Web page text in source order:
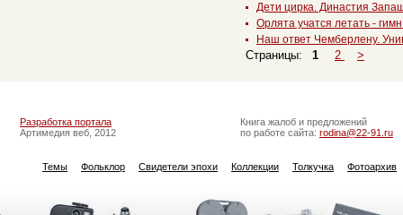
Дети цирка. Династия
Орлята учатся летать -
Наш ответ Чемберлену.
Страницы: 1 2 >
Разработка портала
Артимедия веб, 2012
Книга жалоб и предложений
по работе сайта: rodina@22-91.ru
Темы Фольклор Свидетели эпохи Коллекции Толкучка Фотоархив